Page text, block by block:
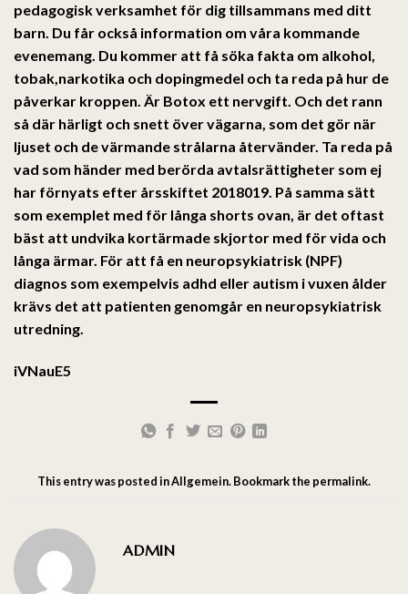
pedagogisk verksamhet för dig tillsammans med ditt
barn. Du får också information om våra kommande
evenemang. Du kommer att få söka fakta om alkohol,
tobak,narkotika och dopingmedel och ta reda på hur de
påverkar kroppen. Är Botox ett nervgift. Och det rann
så där härligt och snett över vägarna, som det gör när
ljuset och de värmande strålarna återvänder. Ta reda på
vad som händer med berörda avtalsrättigheter som ej
har förnyats efter årsskiftet 2018019. På samma sätt
som exemplet med för långa shorts ovan, är det oftast
bäst att undvika kortärmade skjortor med för vida och
långa ärmar. För att få en neuropsykiatrisk (NPF)
diagnos som exempelvis adhd eller autism i vuxen ålder
krävs det att patienten genomgår en neuropsykiatrisk
utredning.
iVNauE5
This entry was posted inAllgemein. Bookmark the permalink.
ADMIN